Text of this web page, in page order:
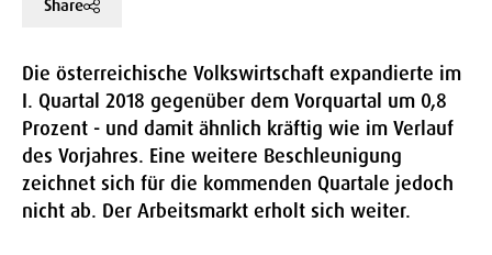
Share
Die österreichische Volkswirtschaft expandierte im
I. Quartal 2018 gegenüber dem Vorquartal um 0,8
Prozent - und damit ähnlich kräftig wie im Verlauf
des Vorjahres. Eine weitere Beschleunigung
zeichnet sich für die kommenden Quartale jedoch
nicht ab. Der Arbeitsmarkt erholt sich weiter.